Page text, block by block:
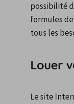
possibilité
formules
tous les
Louer
Le site